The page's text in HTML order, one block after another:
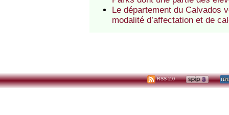
Le département du Calvados
modalité d’affectation et de
RSS 2.0